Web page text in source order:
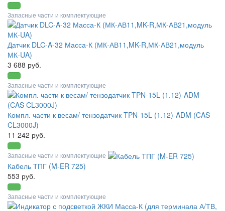
Запасные части и комплектующие
Датчик DLC-A-32 Масса-К (МК-АВ11,MK-R,МК-АВ21,модуль
МК-UA)
3 688 руб.
Запасные части и комплектующие
Компл. части к весам/ тензодатчик TPN-15L (1.12)-ADM (CAS
CL3000J)
11 242 руб.
Запасные части и комплектующие
Кабель ТПГ (M-ER 725)
553 руб.
Запасные части и комплектующие